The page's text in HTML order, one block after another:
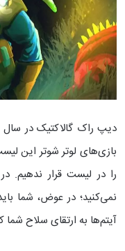
بازی‌های لوتر شوتر این
را در لیست قرار ندهیم.
نمی‌کنید؛ در عوض، شما
آیتم‌ها به ارتقای سلاح